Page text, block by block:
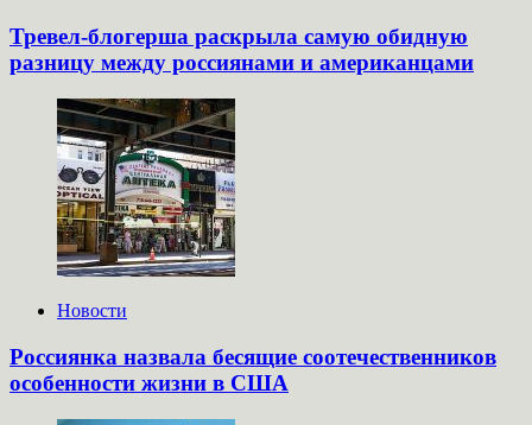
Тревел-блогерша раскрыла самую обидную
разницу между россиянами и американцами
Новости
Россиянка назвала бесящие соотечественников
особенности жизни в США